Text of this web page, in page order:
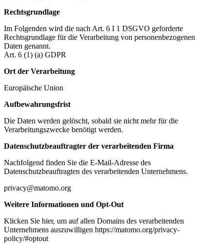
Rechtsgrundlage
Im Folgenden wird die nach Art. 6 I 1 DSGVO geforderte
Rechtsgrundlage für die Verarbeitung von personenbezogenen
Daten genannt.
Art. 6 (1) (a) GDPR
Ort der Verarbeitung
Europäische Union
Aufbewahrungsfrist
Die Daten werden gelöscht, sobald sie nicht mehr für die
Verarbeitungszwecke benötigt werden.
Datenschutzbeauftragter der verarbeitenden Firma
Nachfolgend finden Sie die E-Mail-Adresse des
Datenschutzbeauftragten des verarbeitenden Unternehmens.
privacy@matomo.org
Weitere Informationen und Opt-Out
Klicken Sie hier, um auf allen Domains des verarbeitenden
Unternehmens auszuwilligen https://matomo.org/privacy-
policy/#optout